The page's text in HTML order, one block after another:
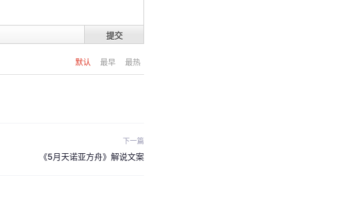
提交
默认 最早 最热
下一篇
《5月天诺亚方舟》解说文案